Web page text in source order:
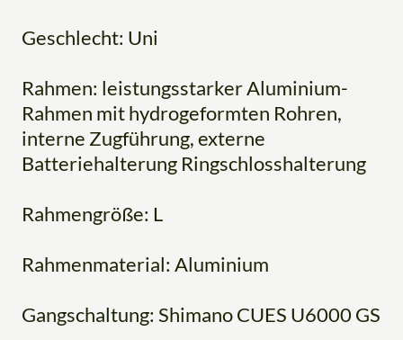
Geschlecht: Uni
Rahmen: leistungsstarker Aluminium-
Rahmen mit hydrogeformten Rohren,
interne Zugführung, externe
Batteriehalterung Ringschlosshalterung
Rahmengröße: L
Rahmenmaterial: Aluminium
Gangschaltung: Shimano CUES U6000 GS